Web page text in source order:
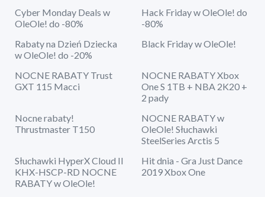
Cyber Monday Deals w
OleOle! do -80%
Hack Friday w OleOle! do
-80%
Rabaty na Dzień Dziecka
w OleOle! do -20%
Black Friday w OleOle!
NOCNE RABATY Trust
GXT 115 Macci
NOCNE RABATY Xbox
One S 1TB + NBA 2K20 +
2 pady
Nocne rabaty!
Thrustmaster T150
NOCNE RABATY w
OleOle! Słuchawki
SteelSeries Arctis 5
Słuchawki HyperX Cloud II
KHX-HSCP-RD NOCNE
RABATY w OleOle!
Hit dnia - Gra Just Dance
2019 Xbox One